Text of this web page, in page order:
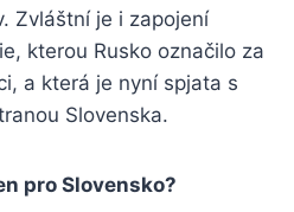
Zvláštní je i zapojení
kterou Rusko označilo za
a která je nyní spjata s
Slovenska.
pro Slovensko?